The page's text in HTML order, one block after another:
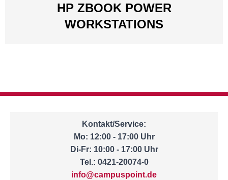
HP ZBOOK POWER
WORKSTATIONS
Kontakt/Service:
Mo: 12:00 - 17:00 Uhr
Di-Fr: 10:00 - 17:00 Uhr
Tel.: 0421-20074-0
info@campuspoint.de